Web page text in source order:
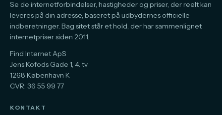
Se de internetforbindelser, hastigheder og priser, der reelt kan
leveres på din adresse, baseret på udbydernes officielle
indberetninger. Bag sitet står et hold, der har sammenlignet
internetpriser siden 2011.
Find Internet ApS
Jens Kofods Gade 1, 4. tv
1268 København K
CVR: 36 55 99 77
KONTAKT